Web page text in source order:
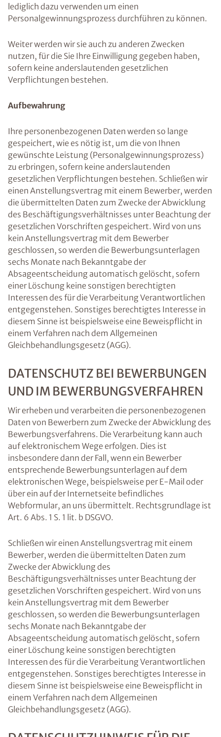
lediglich dazu verwenden um einen
Personalgewinnungsprozess durchführen zu können.
Weiter werden wir sie auch zu anderen Zwecken
nutzen, für die Sie Ihre Einwilligung gegeben haben,
sofern keine anderslautenden gesetzlichen
Verpflichtungen bestehen.
Aufbewahrung
Ihre personenbezogenen Daten werden so lange
gespeichert, wie es nötig ist, um die von Ihnen
gewünschte Leistung (Personalgewinnungsprozess)
zu erbringen, sofern keine anderslautenden
gesetzlichen Verpflichtungen bestehen. Schließen wir
einen Anstellungsvertrag mit einem Bewerber, werden
die übermittelten Daten zum Zwecke der Abwicklung
des Beschäftigungsverhältnisses unter Beachtung der
gesetzlichen Vorschriften gespeichert. Wird von uns
kein Anstellungsvertrag mit dem Bewerber
geschlossen, so werden die Bewerbungsunterlagen
sechs Monate nach Bekanntgabe der
Absageentscheidung automatisch gelöscht, sofern
einer Löschung keine sonstigen berechtigten
Interessen des für die Verarbeitung Verantwortlichen
entgegenstehen. Sonstiges berechtigtes Interesse in
diesem Sinne ist beispielsweise eine Beweispflicht in
einem Verfahren nach dem Allgemeinen
Gleichbehandlungsgesetz (AGG).
DATENSCHUTZ BEI BEWERBUNGEN
UND IM BEWERBUNGSVERFAHREN
Wir erheben und verarbeiten die personenbezogenen
Daten von Bewerbern zum Zwecke der Abwicklung des
Bewerbungsverfahrens. Die Verarbeitung kann auch
auf elektronischem Wege erfolgen. Dies ist
insbesondere dann der Fall, wenn ein Bewerber
entsprechende Bewerbungsunterlagen auf dem
elektronischen Wege, beispielsweise per E-Mail oder
über ein auf der Internetseite befindliches
Webformular, an uns übermittelt. Rechtsgrundlage ist
Art. 6 Abs. 1 S. 1 lit. b DSGVO.
Schließen wir einen Anstellungsvertrag mit einem
Bewerber, werden die übermittelten Daten zum
Zwecke der Abwicklung des
Beschäftigungsverhältnisses unter Beachtung der
gesetzlichen Vorschriften gespeichert. Wird von uns
kein Anstellungsvertrag mit dem Bewerber
geschlossen, so werden die Bewerbungsunterlagen
sechs Monate nach Bekanntgabe der
Absageentscheidung automatisch gelöscht, sofern
einer Löschung keine sonstigen berechtigten
Interessen des für die Verarbeitung Verantwortlichen
entgegenstehen. Sonstiges berechtigtes Interesse in
diesem Sinne ist beispielsweise eine Beweispflicht in
einem Verfahren nach dem Allgemeinen
Gleichbehandlungsgesetz (AGG).